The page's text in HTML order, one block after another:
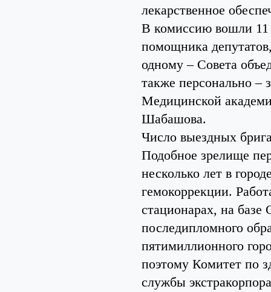
лекарственное
В комиссию вошли 11
помощника
одному – Совета
также персонально
Медицинской
Шабашова.
Число выездных
Подобное зрелище
несколько лет в
гемокоррекции.
стационарах, на
последипломного
пятимиллионного
поэтому Комитет по
службы